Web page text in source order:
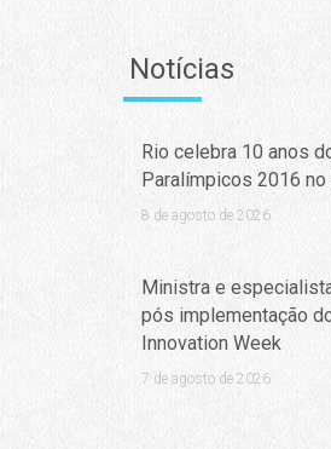
Notícias
Rio celebra 10 anos
Paralímpicos 2016
8 de agosto de 2026
Ministra e
pós implementação
Innovation Week
7 de agosto de 2026